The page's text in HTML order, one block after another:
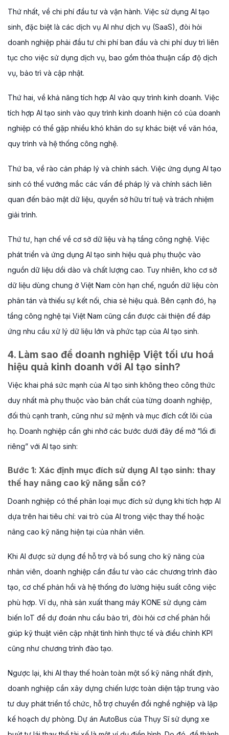
Thứ nhất, về chi phí đầu tư và vận hành. Việc sử dụng AI tạo
sinh, đặc biệt là các dịch vụ AI như dịch vụ (SaaS), đòi hỏi
doanh nghiệp phải đầu tư chi phí ban đầu và chi phí duy trì liên
tục cho việc sử dụng dịch vụ, bao gồm thỏa thuận cấp độ dịch
vụ, bảo trì và cập nhật.
Thứ hai, về khả năng tích hợp AI vào quy trình kinh doanh. Việc
tích hợp AI tạo sinh vào quy trình kinh doanh hiện có của doanh
nghiệp có thể gặp nhiều khó khăn do sự khác biệt về văn hóa,
quy trình và hệ thống công nghệ.
Thứ ba, về rào cản pháp lý và chính sách. Việc ứng dụng AI tạo
sinh có thể vướng mắc các vấn đề pháp lý và chính sách liên
quan đến bảo mật dữ liệu, quyền sở hữu trí tuệ và trách nhiệm
giải trình.
Thứ tư, hạn chế về cơ sở dữ liệu và hạ tầng công nghệ. Việc
phát triển và ứng dụng AI tạo sinh hiệu quả phụ thuộc vào
nguồn dữ liệu dồi dào và chất lượng cao. Tuy nhiên, kho cơ sở
dữ liệu dùng chung ở Việt Nam còn hạn chế, nguồn dữ liệu còn
phân tán và thiếu sự kết nối, chia sẻ hiệu quả. Bên cạnh đó, hạ
tầng công nghệ tại Việt Nam cũng cần được cải thiện để đáp
ứng nhu cầu xử lý dữ liệu lớn và phức tạp của AI tạo sinh.
4. Làm sao để doanh nghiệp Việt tối ưu hoá
hiệu quả kinh doanh với AI tạo sinh?
Việc khai phá sức mạnh của AI tạo sinh không theo công thức
duy nhất mà phụ thuộc vào bản chất của từng doanh nghiệp,
đối thủ cạnh tranh, cũng như sứ mệnh và mục đích cốt lõi của
họ. Doanh nghiệp cần ghi nhớ các bước dưới đây để mở “lối đi
riêng” với AI tạo sinh:
Bước 1: Xác định mục đích sử dụng AI tạo sinh: thay
thế hay nâng cao kỹ năng sẵn có?
Doanh nghiệp có thể phân loại mục đích sử dụng khi tích hợp AI
dựa trên hai tiêu chí: vai trò của AI trong việc thay thế hoặc
nâng cao kỹ năng hiện tại của nhân viên.
Khi AI được sử dụng để hỗ trợ và bổ sung cho kỹ năng của
nhân viên, doanh nghiệp cần đầu tư vào các chương trình đào
tạo, cơ chế phản hồi và hệ thống đo lường hiệu suất công việc
phù hợp. Ví dụ, nhà sản xuất thang máy KONE sử dụng cảm
biến IoT để dự đoán nhu cầu bảo trì, đòi hỏi cơ chế phản hồi
giúp kỹ thuật viên cập nhật tình hình thực tế và điều chỉnh KPI
cũng như chương trình đào tạo.
Ngược lại, khi AI thay thế hoàn toàn một số kỹ năng nhất định,
doanh nghiệp cần xây dựng chiến lược toàn diện tập trung vào
tư duy phát triển tổ chức, hỗ trợ chuyển đổi nghề nghiệp và lập
kế hoạch dự phòng. Dự án AutoBus của Thụy Sĩ sử dụng xe